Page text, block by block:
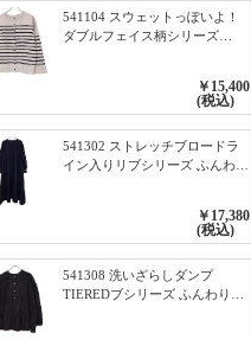
541104 スウェットっぽいよ！
ダブルフェイス柄シリーズ
ージュ×ネイビー／レッド￥15,400
(税込)
541302 ストレッチブロードラ
イン入りリブシリーズ ふんわり
￥17,380
(税込)
541308 洗いざらしダンプ
TIEREDブシリーズ ふんわりテ